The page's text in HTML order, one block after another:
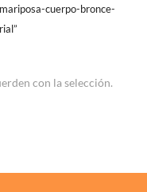
cuerpo-bronce-
con la selección.